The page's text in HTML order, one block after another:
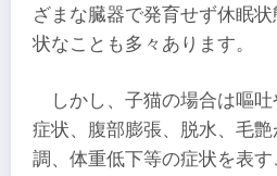
ざまな臓器で発育せず休眠
状なことも多々あります。
しかし、子猫の場合は嘔
症状、腹部膨張、脱水、毛
調、体重低下等の症状を表